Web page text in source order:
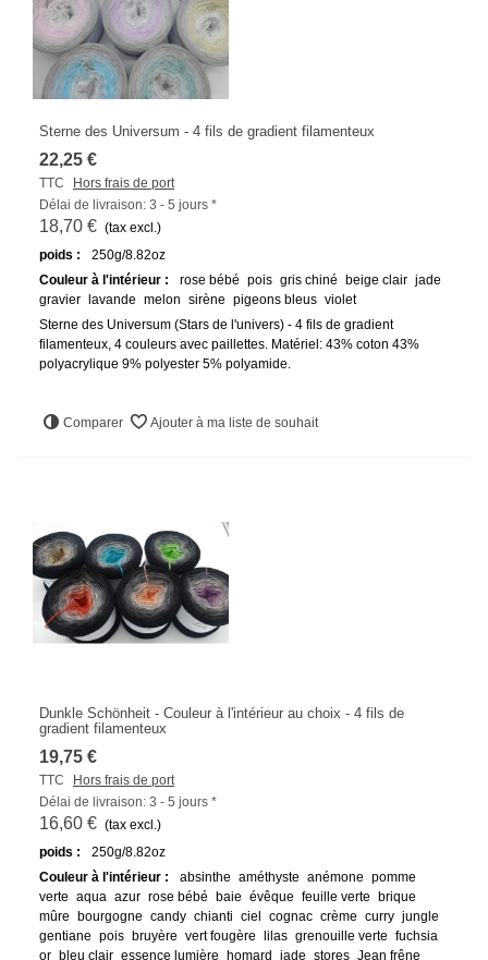
Sterne des Universum - 4 fils de gradient filamenteux
22,25 €
TTC
Hors frais de port
Délai de livraison: 3 - 5 jours *
18,70 € (tax excl.)
poids :
250g/8.82oz
Couleur à l'intérieur :
rose bébé pois gris chiné beige clair jade
gravier lavande melon sirène pigeons bleus violet
Sterne des Universum (Stars de l'univers) - 4 fils de gradient
filamenteux, 4 couleurs avec paillettes. Matériel: 43% coton 43%
polyacrylique 9% polyester 5% polyamide.
Comparer Ajouter à ma liste de souhait
Dunkle Schönheit - Couleur à l'intérieur au choix - 4 fils de
gradient filamenteux
19,75 €
TTC
Hors frais de port
Délai de livraison: 3 - 5 jours *
16,60 € (tax excl.)
poids :
250g/8.82oz
Couleur à l'intérieur :
absinthe améthyste anémone pomme
verte aqua azur rose bébé baie évêque feuille verte
brique
mûre
bourgogne candy chianti ciel cognac crème curry jungle
gentiane pois bruyère vert fougère lilas grenouille verte fuchsia
or bleu clair essence lumière homard jade stores Jean frêne